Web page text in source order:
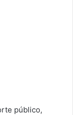
público,